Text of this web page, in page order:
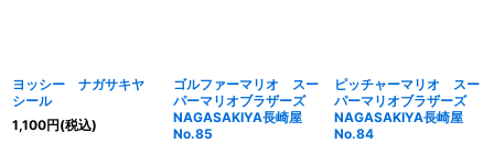
ヨッシー ナガサキヤ
シール
1,100円(税込)
ゴルファーマリオ スー
パーマリオブラザーズ
NAGASAKIYA長崎屋
No.85
ピッチャーマリオ スー
パーマリオブラザーズ
NAGASAKIYA長崎屋
No.84